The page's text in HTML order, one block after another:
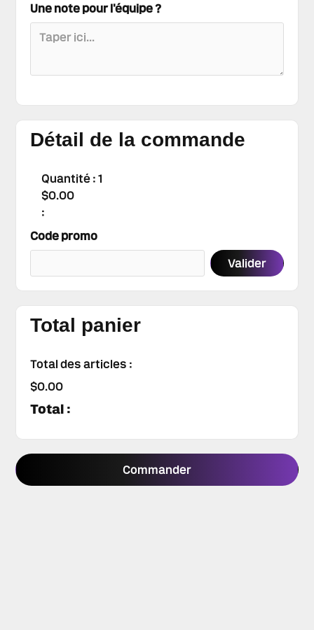
Une note pour l'équipe ?
Détail de la commande
Quantité : 1
$0.00
:
Code promo
Valider
Total panier
Total des articles :
$0.00
Total :
Commander